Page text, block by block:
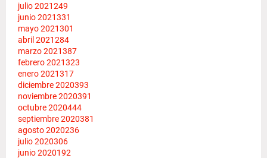
julio 2021249
junio 2021331
mayo 2021301
abril 2021284
marzo 2021387
febrero 2021323
enero 2021317
diciembre 2020393
noviembre 2020391
octubre 2020444
septiembre 2020381
agosto 2020236
julio 2020306
junio 2020192